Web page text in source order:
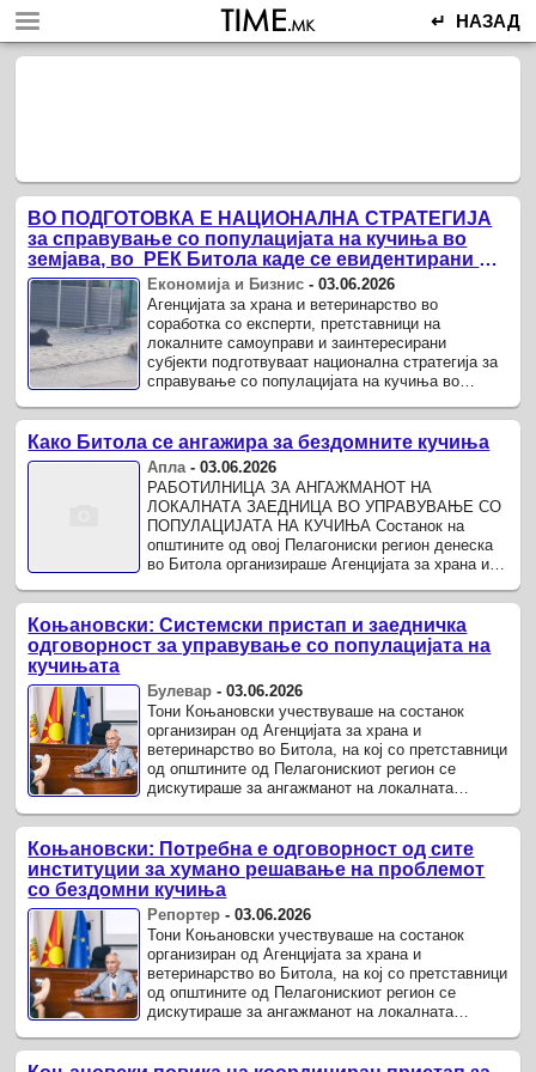
↵ НАЗАД
ВО ПОДГОТОВКА Е НАЦИОНАЛНА СТРАТЕГИЈА
за справување со популацијата на кучиња во
земјава, во РЕК Битола каде се евидентирани 72
кучиња
Економија и Бизнис -03.06.2026
Агенцијата за храна и ветеринарство во
соработка со експерти, претставници на
локалните самоуправи и заинтересирани
субјекти подготвуваат национална стратегија за
справување со популацијата на кучиња во
Како Битола се ангажира за бездомните кучиња
Апла -03.06.2026
РАБОТИЛНИЦА ЗА АНГАЖМАНОТ НА
ЛОКАЛНАТА ЗАЕДНИЦА ВО УПРАВУВАЊЕ СО
ПОПУЛАЦИЈАТА НА КУЧИЊА Состанок на
општините од овој Пелагониски регион денеска
во Битола организираше Агенцијата за храна и
локалната заедница во ...
Коњановски: Системски пристап и заедничка
одговорност за управување со популацијата на
кучињата
Булевар -03.06.2026
Тони Коњановски учествуваше на состанок
организиран од Агенцијата за храна и
ветеринарство во Битола, на кој со претставници
од општините од Пелагонискиот регион се
дискутираше за ангажманот на локалната
Коњановски: Потребна е одговорност од сите
институции за хумано решавање на проблемот
со бездомни кучиња
Репортер -03.06.2026
Тони Коњановски учествуваше на состанок
организиран од Агенцијата за храна и
ветеринарство во Битола, на кој со претставници
од општините од Пелагонискиот регион се
дискутираше за ангажманот на локалната